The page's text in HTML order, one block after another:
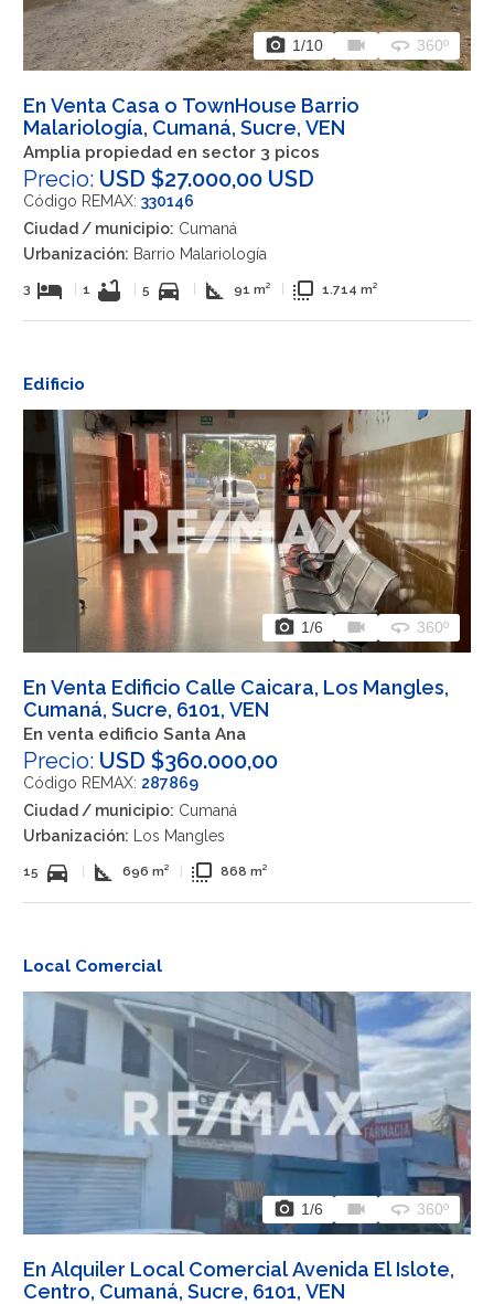
photo_camera 1/10 videocam 360 360º
En Venta Casa o TownHouse Barrio
Malariología, Cumaná, Sucre, VEN
Amplia propiedad en sector 3 picos
Precio: USD $27.000,00 USD
Código REMAX: 330146
Ciudad / municipio: Cumaná
Urbanización: Barrio Malariología
3 hotel 1 bathtub 5 directions_car square_foot 91 m² flip_to_front 1.714 m²
Edificio
photo_camera 1/6 videocam 360 360º
En Venta Edificio Calle Caicara, Los Mangles,
Cumaná, Sucre, 6101, VEN
En venta edificio Santa Ana
Precio: USD $360.000,00
Código REMAX: 287869
Ciudad / municipio: Cumaná
Urbanización: Los Mangles
15 directions_car square_foot 696 m² flip_to_front 868 m²
Local Comercial
photo_camera 1/6 videocam 360 360º
En Alquiler Local Comercial Avenida El Islote,
Centro, Cumaná, Sucre, 6101, VEN